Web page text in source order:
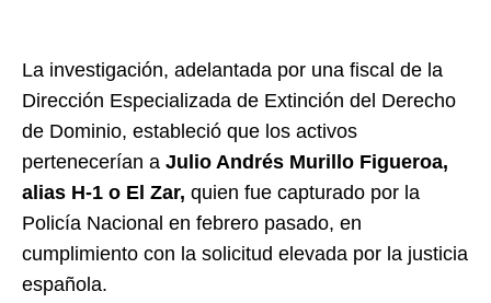
La investigación, adelantada por una fiscal de la
Dirección Especializada de Extinción del Derecho
de Dominio, estableció que los activos
pertenecerían a Julio Andrés Murillo Figueroa,
alias H-1 o El Zar, quien fue capturado por la
Policía Nacional en febrero pasado, en
cumplimiento con la solicitud elevada por la justicia
española.